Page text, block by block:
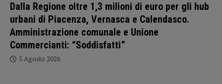
Dalla Regione oltre 1,3 milioni di euro per gli hub
urbani di Piacenza, Vernasca e Calendasco.
Amministrazione comunale e Unione
Commercianti: “Soddisfatti”
5 Agosto 2026